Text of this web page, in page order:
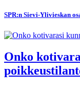
SPR:n Sievi-Ylivieskan
Onko